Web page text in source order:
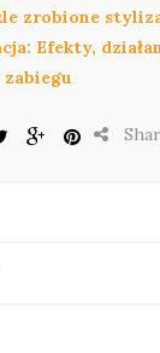
zrobione
Efekty,
zabiegu